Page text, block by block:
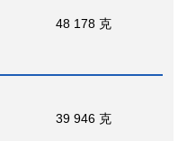
48 178 克
39 946 克